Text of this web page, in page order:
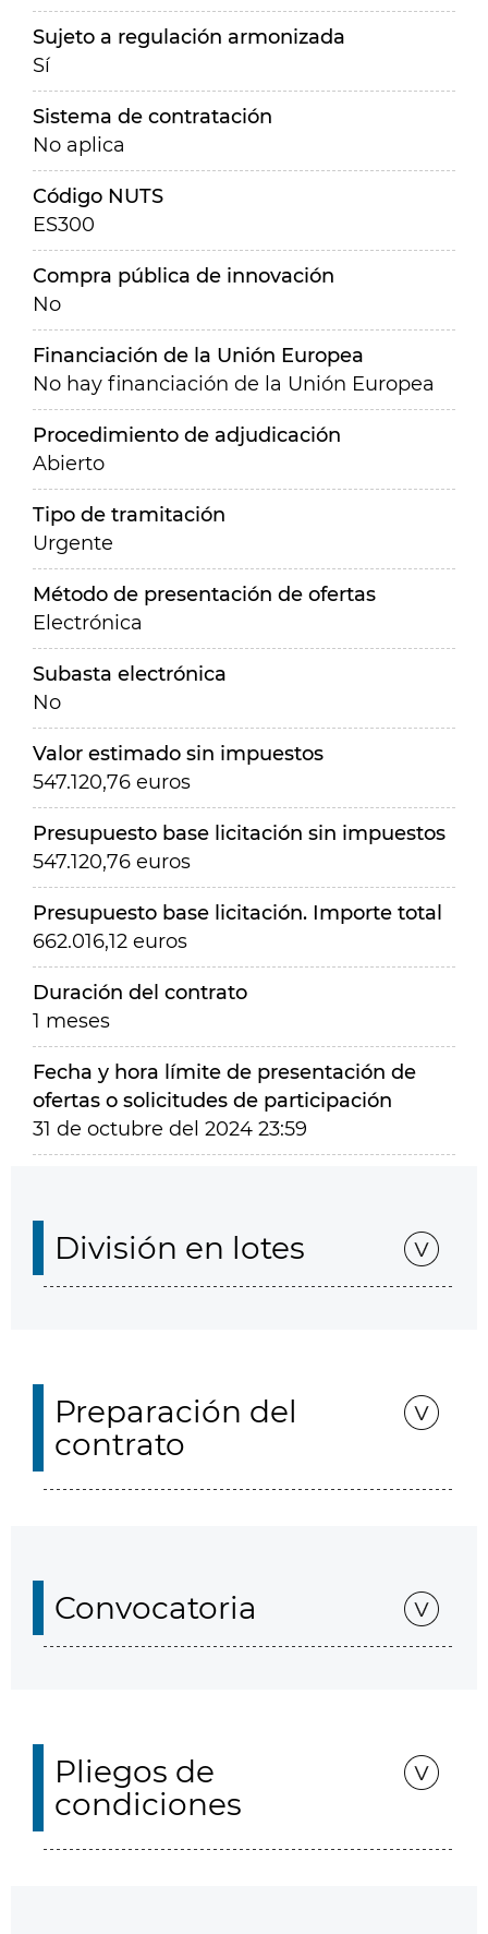
Sujeto a regulación armonizada
Sí
Sistema de contratación
No aplica
Código NUTS
ES300
Compra pública de innovación
No
Financiación de la Unión Europea
No hay financiación de la Unión Europea
Procedimiento de adjudicación
Abierto
Tipo de tramitación
Urgente
Método de presentación de ofertas
Electrónica
Subasta electrónica
No
Valor estimado sin impuestos
547.120,76 euros
Presupuesto base licitación sin impuestos
547.120,76 euros
Presupuesto base licitación. Importe total
662.016,12 euros
Duración del contrato
1 meses
Fecha y hora límite de presentación de
ofertas o solicitudes de participación
31 de octubre del 2024 23:59
División en lotes
Preparación del
contrato
Convocatoria
Pliegos de
condiciones